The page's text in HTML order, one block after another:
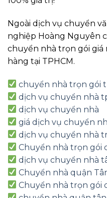
Ngoài dịch vụ chuyển
nghiệp Hoàng Nguyên
chuyển nhà trọn gói
hàng tại TPHCM.
chuyển nhà trọn gói
dịch vụ chuyển nhà
dịch vụ chuyển nhà
giá dịch vụ chuyển
dịch vụ chuyển nhà
Chuyển nhà trọn gói
dịch vụ chuyển nhà
Chuyển nhà quận
Chuyển nhà trọn gói